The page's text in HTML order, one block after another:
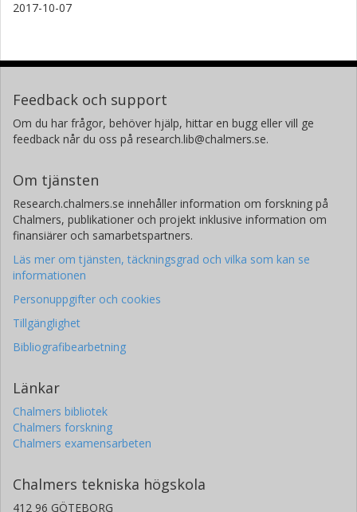
2017-10-07
Feedback och support
Om du har frågor, behöver hjälp, hittar en bugg eller vill ge
feedback når du oss på research.lib@chalmers.se.
Om tjänsten
Research.chalmers.se innehåller information om forskning på
Chalmers, publikationer och projekt inklusive information om
finansiärer och samarbetspartners.
Läs mer om tjänsten, täckningsgrad och vilka som kan se
informationen
Personuppgifter och cookies
Tillgänglighet
Bibliografibearbetning
Länkar
Chalmers bibliotek
Chalmers forskning
Chalmers examensarbeten
Chalmers tekniska högskola
412 96 GÖTEBORG